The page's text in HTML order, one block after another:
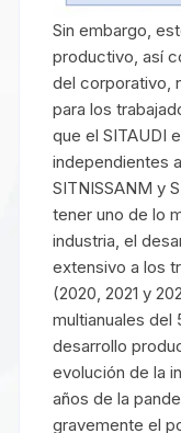
Sin embargo,
productivo, así
del corporativo,
para los
que el SITAUDI
independientes
SITNISSANM y
tener uno de lo
industria, el
extensivo a los
(2020, 2021 y
multianuales del
desarrollo
evolución de la
años de la
gravemente el